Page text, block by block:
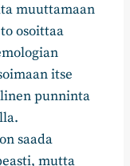
muuttamaan
osoittaa
itse
punninta
saada
mutta